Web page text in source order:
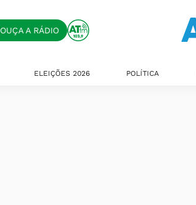
OUÇA A RÁDIO
ELEIÇÕES 2026 POLÍTICA